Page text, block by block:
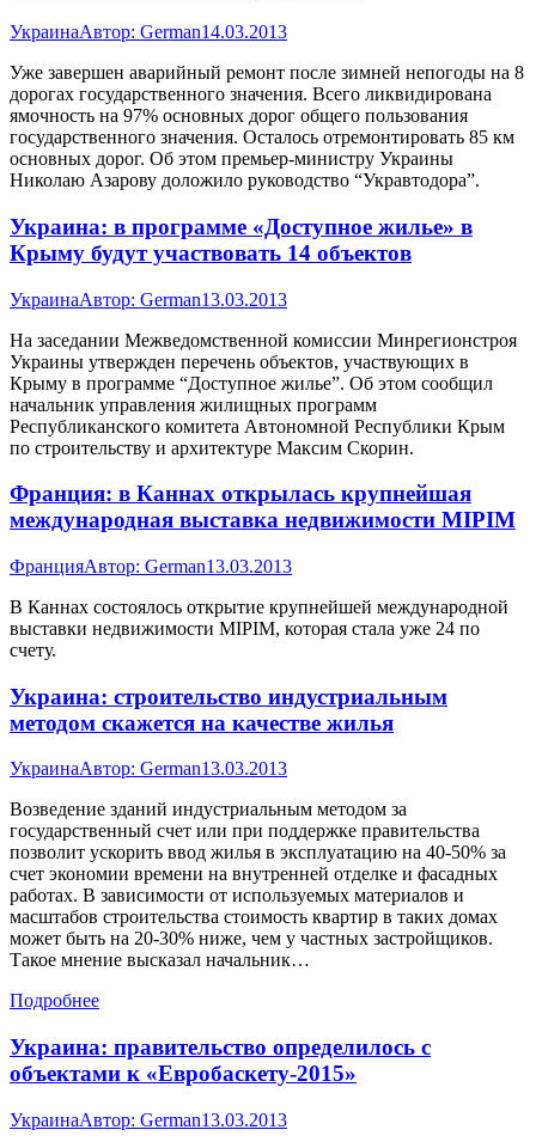
УкраинаАвтор: German14.03.2013
Уже завершен аварийный ремонт после зимней непогоды на 8
дорогах государственного значения. Всего ликвидирована
ямочность на 97% основных дорог общего пользования
государственного значения. Осталось отремонтировать 85 км
основных дорог. Об этом премьер-министру Украины
Николаю Азарову доложило руководство “Укравтодора”.
Украина: в программе «Доступное жилье» в
Крыму будут участвовать 14 объектов
УкраинаАвтор: German13.03.2013
На заседании Межведомственной комиссии Минрегионстроя
Украины утвержден перечень объектов, участвующих в
Крыму в программе “Доступное жилье”. Об этом сообщил
начальник управления жилищных программ
Республиканского комитета Автономной Республики Крым
по строительству и архитектуре Максим Скорин.
Франция: в Каннах открылась крупнейшая
международная выставка недвижимости MIPIM
ФранцияАвтор: German13.03.2013
В Каннах состоялось открытие крупнейшей международной
выставки недвижимости MIPIM, которая стала уже 24 по
счету.
Украина: строительство индустриальным
методом скажется на качестве жилья
УкраинаАвтор: German13.03.2013
Возведение зданий индустриальным методом за
государственный счет или при поддержке правительства
позволит ускорить ввод жилья в эксплуатацию на 40-50% за
счет экономии времени на внутренней отделке и фасадных
работах. В зависимости от используемых материалов и
масштабов строительства стоимость квартир в таких домах
может быть на 20-30% ниже, чем у частных застройщиков.
Такое мнение высказал начальник…
Подробнее
Украина: правительство определилось с
объектами к «Евробаскету-2015»
УкраинаАвтор: German13.03.2013